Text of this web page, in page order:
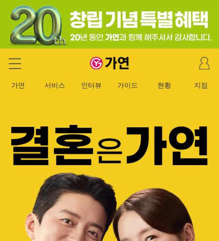
가연 결혼정보회사
마
이
이
가연 서비스 인터뷰 가이드 현황 지점